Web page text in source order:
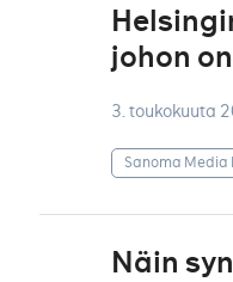
johon
3. toukokuuta
Sanoma Media
Näin